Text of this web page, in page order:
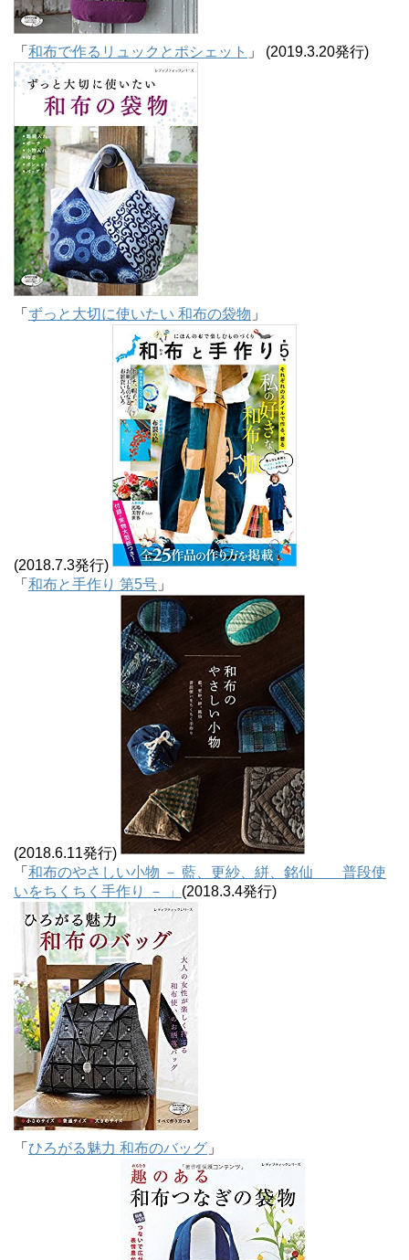
「 和布で作るリュックとポシェット 」 (2019.3.20発行)
「 ずっと大切に使いたい 和布の袋物 」
(2018.7.3発行)
「 和布と手作り 第5号 」
(2018.6.11発行)
「 和布のやさしい小物 － 藍、更紗、絣、銘仙 普段使
いをちくちく手作り － 」 (2018.3.4発行)
「 ひろがる魅力 和布のバッグ 」